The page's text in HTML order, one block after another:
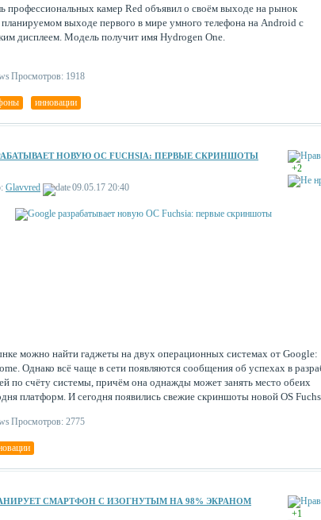
профессиональных камер Red объявил о своём выходе на рынок
выходе первого в мире умного телефона на Android с
дисплеем. Модель получит имя Hydrogen One.
Просмотров: 1918
инновации
+2
НОВУЮ ОС FUCHSIA: ПЕРВЫЕ СКРИНШОТЫ
Glavvred 09.05.17 20:40
можно найти гаджеты на двух операционных системах от Google:
Однако всё чаще в сети появляются сообщения об успехах в
по счёту системы, причём она однажды может занять место обеих
платформ. И сегодня появились свежие скриншоты новой OS
Просмотров: 2775
+1
СМАРТФОН С ИЗОГНУТЫМ НА 98% ЭКРАНОМ